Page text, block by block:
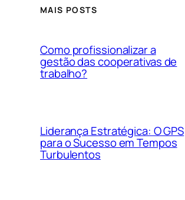
MAIS POSTS
Como profissionalizar a
gestão das cooperativas de
trabalho?
Liderança Estratégica: O GPS
para o Sucesso em Tempos
Turbulentos